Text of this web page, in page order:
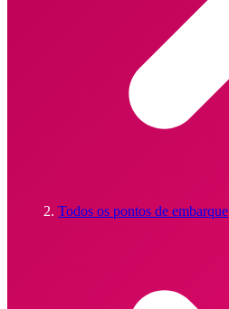
Todos os pontos de embarque